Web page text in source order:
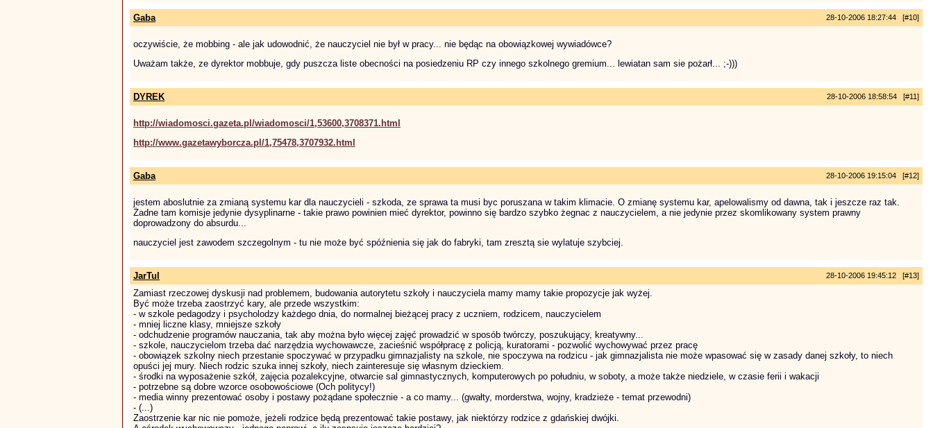
Gaba 28-10-2006 18:27:44 [#10]
oczywiście, że mobbing - ale jak udowodnić, że nauczyciel nie był w pracy... nie będąc na obowiązkowej wywiadówce?
Uważam także, ze dyrektor mobbuje, gdy puszcza liste obecności na posiedzeniu RP czy innego szkolnego gremium... lewiatan sam sie pożarł... ;-)))
DYREK 28-10-2006 18:58:54 [#11]
http://wiadomosci.gazeta.pl/wiadomosci/1,53600,3708371.html
http://www.gazetawyborcza.pl/1,75478,3707932.html
Gaba 28-10-2006 19:15:04 [#12]
jestem aboslutnie za zmianą systemu kar dla nauczycieli - szkoda, ze sprawa ta musi byc poruszana w takim klimacie. O zmianę systemu kar, apelowalismy od dawna, tak i jeszcze raz tak.
Żadne tam komisje jedynie dysyplinarne - takie prawo powinien mieć dyrektor, powinno się bardzo szybko żegnac z nauczycielem, a nie jedynie przez skomlikowany system prawny
doprowadzony do absurdu...
nauczyciel jest zawodem szczegolnym - tu nie może być spóźnienia się jak do fabryki, tam zresztą sie wylatuje szybciej.
JarTul 28-10-2006 19:45:12 [#13]
Zamiast rzeczowej dyskusji nad problemem, budowania autorytetu szkoły i nauczyciela mamy mamy takie propozycje jak wyżej.
Być może trzeba zaostrzyć kary, ale przede wszystkim:
- w szkole pedagodzy i psycholodzy każdego dnia, do normalnej bieżącej pracy z uczniem, rodzicem, nauczycielem
- mniej liczne klasy, mniejsze szkoły
- odchudzenie programów nauczania, tak aby można było więcej zajęć prowadzić w sposób twórczy, poszukujący, kreatywny...
- szkole, nauczycielom trzeba dać narzędzia wychowawcze, zacieśnić współpracę z policją, kuratorami - pozwolić wychowywać przez pracę
- obowiązek szkolny niech przestanie spoczywać w przypadku gimnazjalisty na szkole, nie spoczywa na rodzicu - jak gimnazjalista nie może wpasować się w zasady danej szkoły, to niech
opuści jej mury. Niech rodzic szuka innej szkoły, niech zainteresuje się własnym dzieckiem.
- środki na wyposażenie szkół, zajęcia pozalekcyjne, otwarcie sal gimnastycznych, komputerowych po południu, w soboty, a może także niedziele, w czasie ferii i wakacji
- potrzebne są dobre wzorce osobowościowe (Och politycy!)
- media winny prezentować osoby i postawy pożądane społecznie - a co mamy... (gwałty, morderstwa, wojny, kradzieże - temat przewodni)
- (...)
Zaostrzenie kar nic nie pomoże, jeżeli rodzice będą prezentować takie postawy, jak niektórzy rodzice z gdańskiej dwójki.